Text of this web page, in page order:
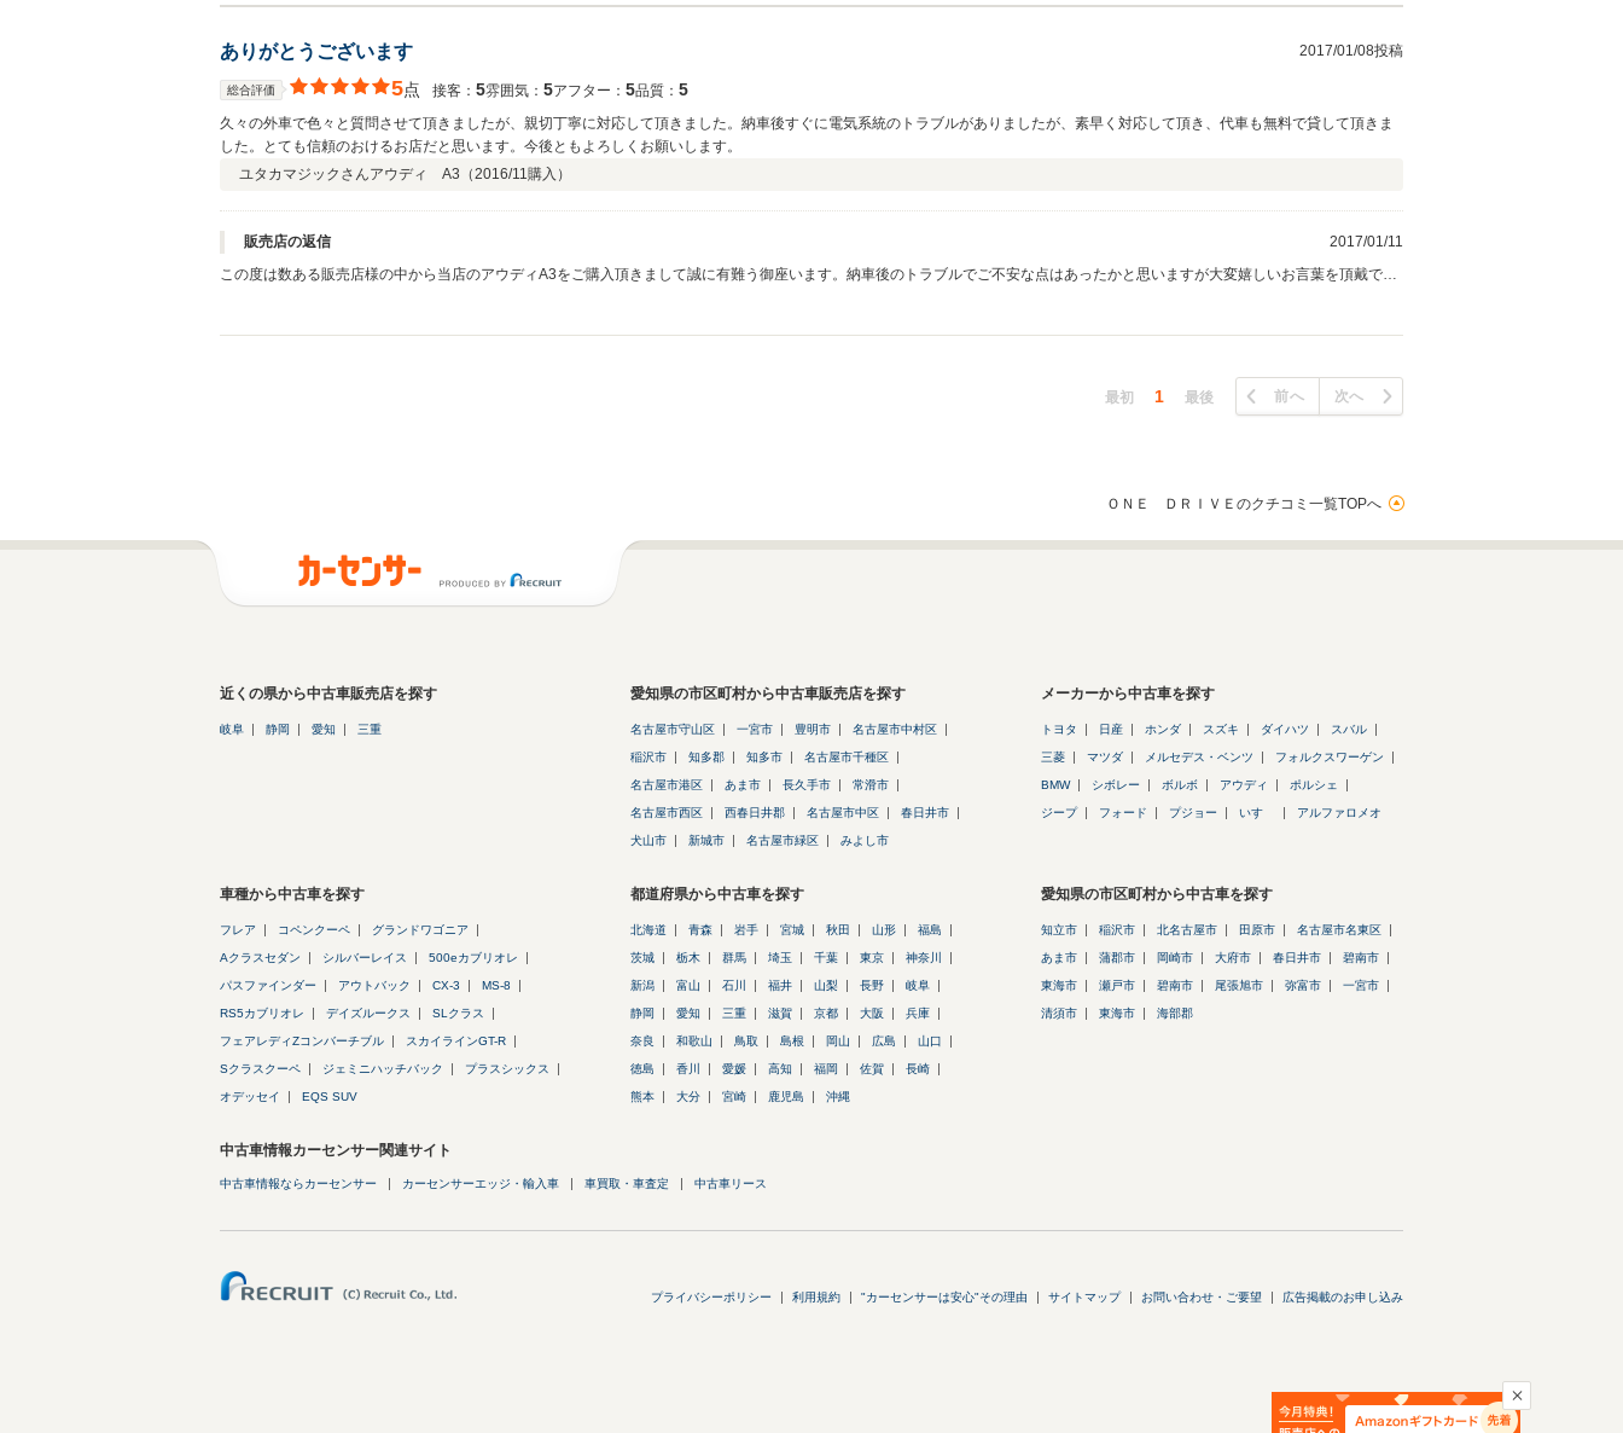
ありがとうございます 2017/01/08投稿
総合評価 5点 接客： 5雰囲気： 5アフター： 5品質： 5
久々の外車で色々と質問させて頂きましたが、親切丁寧に対応して頂きました。納車後すぐに電気系統のトラブルがありましたが、素早く対応して頂き、代車も無料で貸して頂きま
した。とても信頼のおけるお店だと思います。今後ともよろしくお願いします。
ユタカマジックさんアウディ A3（2016/11購入）
販売店の返信
2017/01/11
この度は数ある販売店様の中から当店のアウディA3をご購入頂きまして誠に有難う御座います。納車後のトラブルでご不安な点はあったかと思いますが大変嬉しいお言葉を頂戴でき
最初 1 最後 前へ 次へ
ＯＮＥ ＤＲＩＶＥのクチコミ一覧TOPへ
近くの県から中古車販売店を探す
岐阜 静岡 愛知 三重
愛知県の市区町村から中古車販売店を探す
名古屋市守山区 一宮市 豊明市 名古屋市中村区
稲沢市 知多郡 知多市 名古屋市千種区
名古屋市港区 あま市 長久手市 常滑市
名古屋市西区 西春日井郡 名古屋市中区 春日井市
犬山市 新城市 名古屋市緑区 みよし市
メーカーから中古車を探す
トヨタ 日産 ホンダ スズキ ダイハツ スバル
三菱 マツダ メルセデス・ベンツ フォルクスワーゲン
BMW シボレー ボルボ アウディ ポルシェ
ジープ フォード プジョー いすゞ アルファロメオ
車種から中古車を探す
フレア コペンクーペ グランドワゴニア
Aクラスセダン シルバーレイス 500eカブリオレ
パスファインダー アウトバック CX-3 MS-8
RS5カブリオレ デイズルークス SLクラス
フェアレディZコンバーチブル スカイラインGT-R
Sクラスクーペ ジェミニハッチバック プラスシックス
オデッセイ EQS SUV
都道府県から中古車を探す
北海道 青森 岩手 宮城 秋田 山形 福島
茨城 栃木 群馬 埼玉 千葉 東京 神奈川
新潟 富山 石川 福井 山梨 長野 岐阜
静岡 愛知 三重 滋賀 京都 大阪 兵庫
奈良 和歌山 鳥取 島根 岡山 広島 山口
徳島 香川 愛媛 高知 福岡 佐賀 長崎
熊本 大分 宮崎 鹿児島 沖縄
愛知県の市区町村から中古車を探す
知立市 稲沢市 北名古屋市 田原市 名古屋市名東区
あま市 蒲郡市 岡崎市 大府市 春日井市 碧南市
東海市 瀬戸市 碧南市 尾張旭市 弥富市 一宮市
清須市 東海市 海部郡
中古車情報カーセンサー関連サイト
中古車情報ならカーセンサー カーセンサーエッジ・輸入車 車買取・車査定 中古車リース
プライバシーポリシー 利用規約 "カーセンサーは安心"その理由 サイトマップ お問い合わせ・ご要望 広告掲載のお申し込み